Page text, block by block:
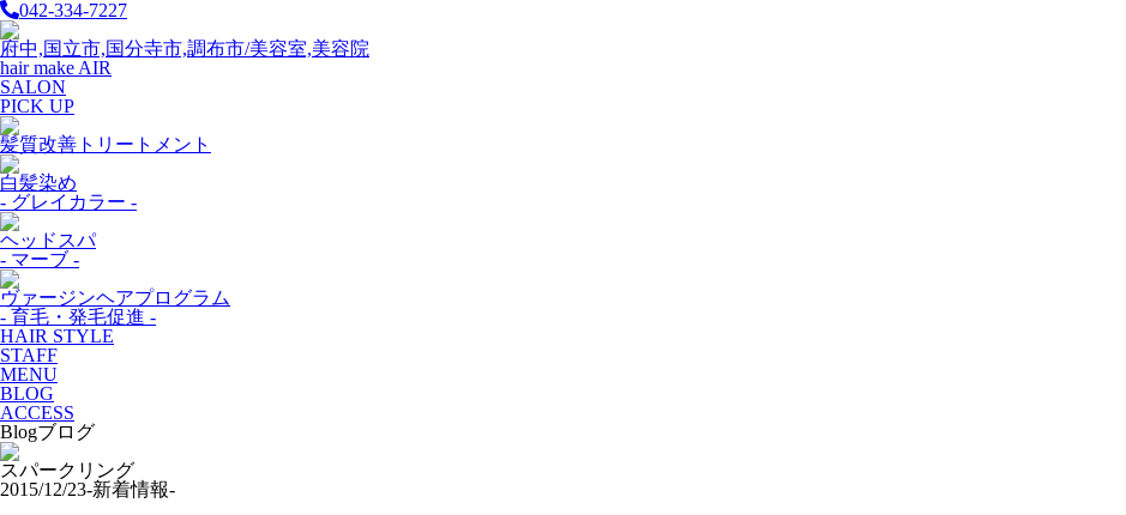
042-334-7227
府中,国立市,国分寺市,調布市/美容室,美容院
hair make AIR
SALON
PICK UP
髪質改善トリートメント
白髪染め
- グレイカラー -
ヘッドスパ
- マーブ -
ヴァージンヘアプログラム
- 育毛・発毛促進 -
HAIR STYLE
STAFF
MENU
BLOG
ACCESS
Blogブログ
スパークリング
2015/12/23-新着情報-